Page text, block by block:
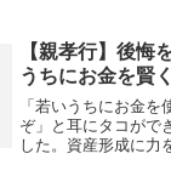
【親孝行】後悔
うちにお金を賢
「若いうちにお金を
ぞ」と耳にタコがで
した。資産形成に力